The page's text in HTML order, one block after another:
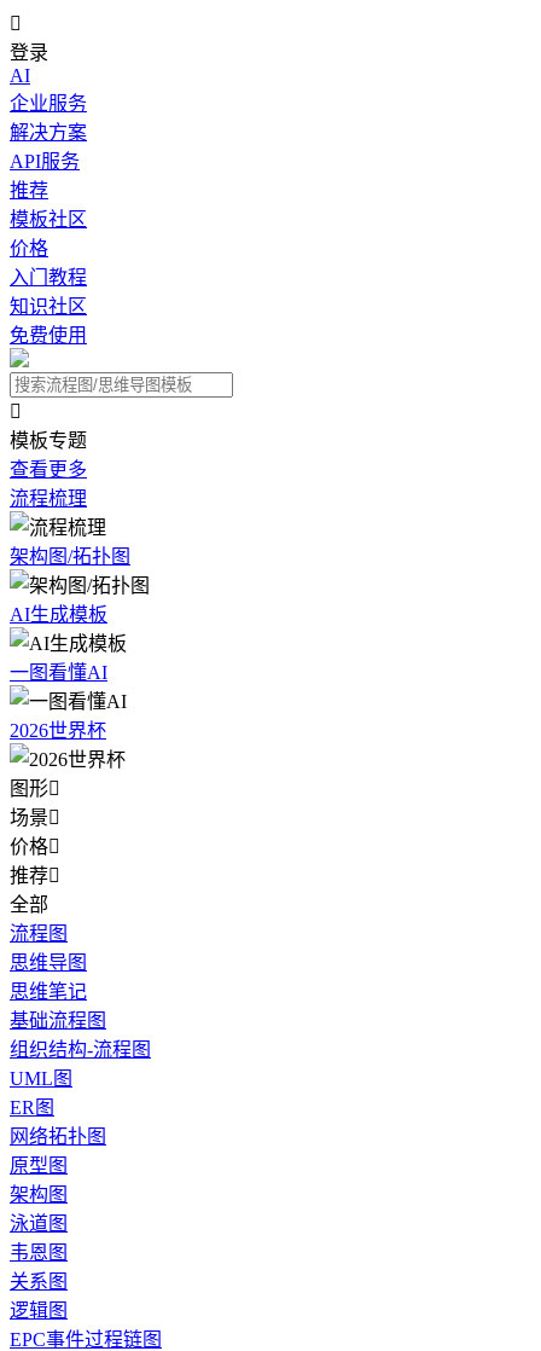

登录
AI
企业服务
解决方案
API服务
推荐
模板社区
价格
入门教程
知识社区
免费使用

模板专题
查看更多
流程梳理
架构图/拓扑图
AI生成模板
一图看懂AI
2026世界杯
图形
场景
价格
推荐
全部
流程图
思维导图
思维笔记
基础流程图
组织结构-流程图
UML图
ER图
网络拓扑图
原型图
架构图
泳道图
韦恩图
关系图
逻辑图
EPC事件过程链图